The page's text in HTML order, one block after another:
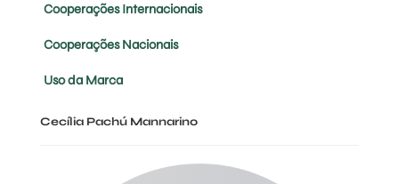
Cooperações Internacionais
Cooperações Nacionais
Uso da Marca
Cecília Pachú Mannarino